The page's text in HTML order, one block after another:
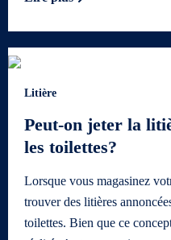
Litière
Peut-on jeter la
les toilettes?
Lorsque vous magasinez
trouver des litières
toilettes. Bien que ce